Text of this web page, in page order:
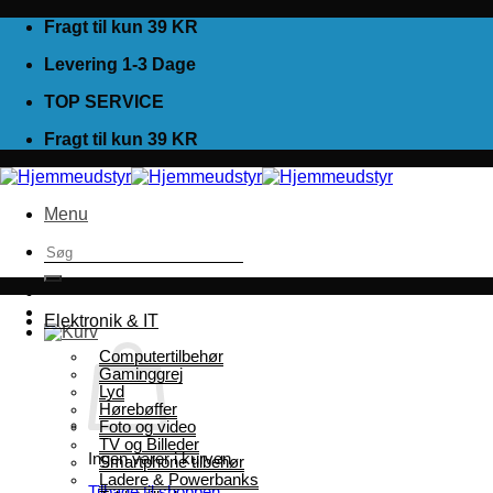
Fortsæt
indhold
Fragt til kun 39 KR
Levering 1-3 Dage
TOP SERVICE
Fragt til kun 39 KR
Menu
Søg
Ingen varer i kurven.
Elektronik & IT
Computertilbehør
Gaminggrej
Lyd
Hørebøffer
Foto og video
TV og Billeder
Smartphone tilbehør
Ladere & Powerbanks